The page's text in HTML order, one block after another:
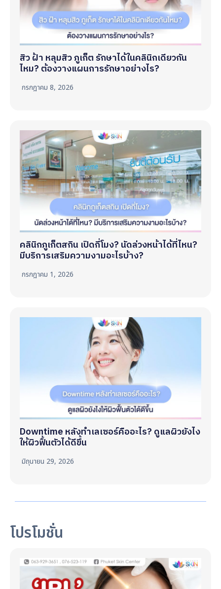
สิว ฝ้า หลุมสิว ภูเก็ต รักษาได้ในคลินิกเดียวกัน
ไหม? ต้องวางแผนการรักษาอย่างไร?
กรกฎาคม 8, 2026
คลินิกภูเก็ตสกิน เปิดกี่โมง? นัดล่วงหน้าได้ที่ไหน?
มีบริการเสริมความงามอะไรบ้าง?
กรกฎาคม 1, 2026
Downtime หลังทำเลเซอร์คืออะไร? ดูแลผิวยังไง
ให้ผิวฟื้นตัวได้ดีขึ้น
มิถุนายน 29, 2026
โปรโมชั่น